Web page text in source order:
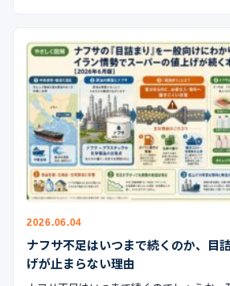
2026.06.04
ナフサ不足はいつまで続くのか、目
げが止まらない理由